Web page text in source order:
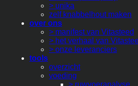
> unika
zelf knabbelhout maken
over ons
> manifest van Vitasteed
> het verhaal van
> onze leveranciers
tools
overzicht
voeding
> ruwvoeranalyse